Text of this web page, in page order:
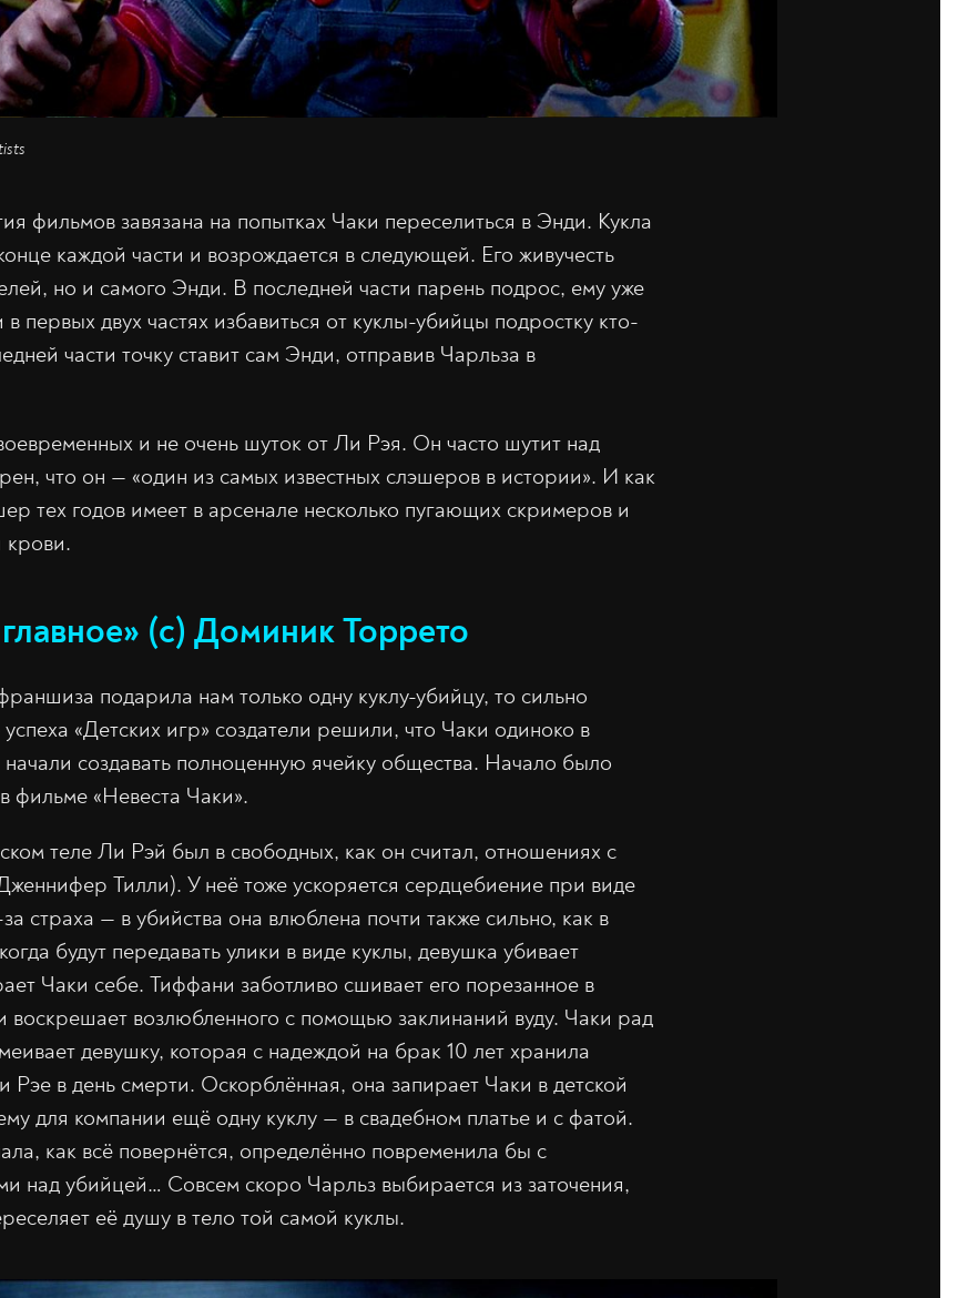
фильмов завязана на попытках Чаки переселиться в Энди. Кукла
каждой части и возрождается в следующей. Его живучесть
но и самого Энди. В последней части парень подрос, ему уже
в первых двух частях избавиться от куклы-убийцы подростку кто-
части точку ставит сам Энди, отправив Чарльза в
и не очень шуток от Ли Рэя. Он часто шутит над
что он — «один из самых известных слэшеров в истории». И как
тех годов имеет в арсенале несколько пугающих скримеров и
крови.
(с) Доминик Торрето
подарила нам только одну куклу-убийцу, то сильно
«Детских игр» создатели решили, что Чаки одиноко в
начали создавать полноценную ячейку общества. Начало было
фильме «Невеста Чаки».
теле Ли Рэй был в свободных, как он считал, отношениях с
Тилли). У неё тоже ускоряется сердцебиение при виде
страха — в убийства она влюблена почти также сильно, как в
будут передавать улики в виде куклы, девушка убивает
Чаки себе. Тиффани заботливо сшивает его порезанное в
возлюбленного с помощью заклинаний вуду. Чаки рад
девушку, которая с надеждой на брак 10 лет хранила
Рэе в день смерти. Оскорблённая, она запирает Чаки в детской
для компании ещё одну куклу — в свадебном платье и с фатой.
как всё повернётся, определённо повременила бы с
над убийцей… Совсем скоро Чарльз выбирается из заточения,
её душу в тело той самой куклы.